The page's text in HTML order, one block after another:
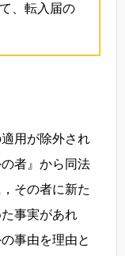
、転入届の
用が除外され
者』から同法
その者に新た
事実があれ
事由を理由と